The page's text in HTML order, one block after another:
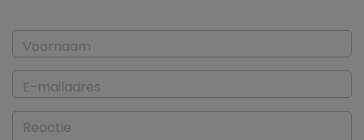
Voornaam
E-mailadres
Reactie